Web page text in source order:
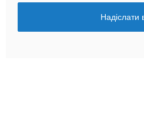
Надіслати